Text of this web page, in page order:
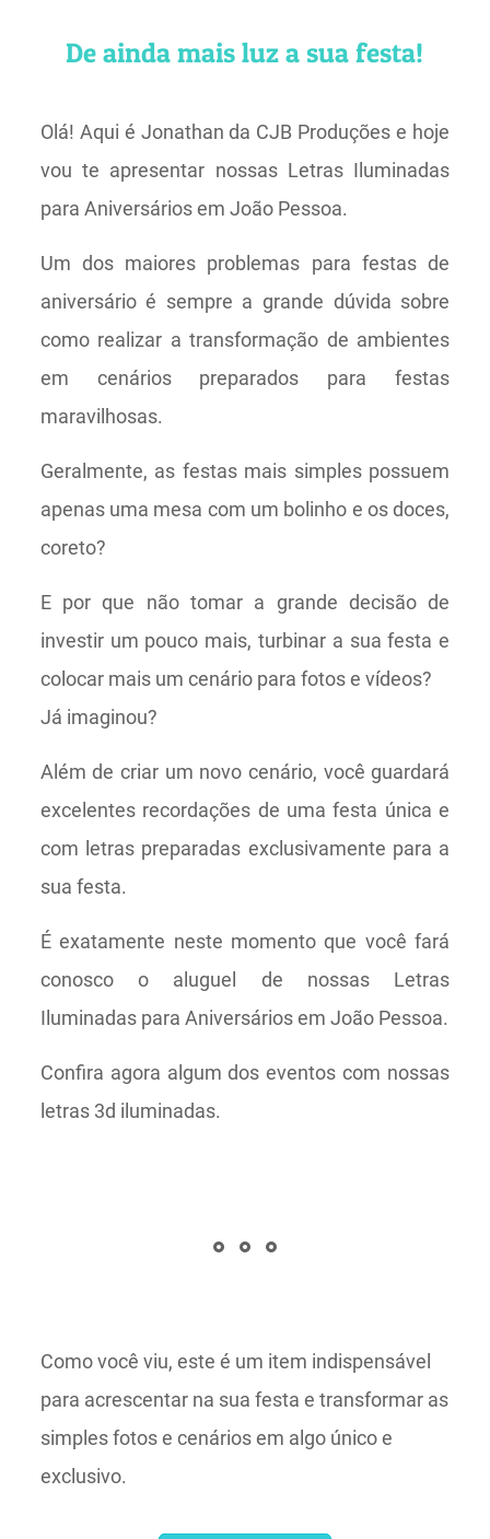
De ainda mais luz a sua festa!
Olá! Aqui é Jonathan da CJB Produções e hoje
vou te apresentar nossas Letras Iluminadas
para Aniversários em João Pessoa.
Um dos maiores problemas para festas de
aniversário é sempre a grande dúvida sobre
como realizar a transformação de ambientes
em cenários preparados para festas
maravilhosas.
Geralmente, as festas mais simples possuem
apenas uma mesa com um bolinho e os doces,
coreto?
E por que não tomar a grande decisão de
investir um pouco mais, turbinar a sua festa e
colocar mais um cenário para fotos e vídeos?
Já imaginou?
Além de criar um novo cenário, você guardará
excelentes recordações de uma festa única e
com letras preparadas exclusivamente para a
sua festa.
É exatamente neste momento que você fará
conosco o aluguel de nossas Letras
Iluminadas para Aniversários em João Pessoa.
Confira agora algum dos eventos com nossas
letras 3d iluminadas.
Como você viu, este é um item indispensável
para acrescentar na sua festa e transformar as
simples fotos e cenários em algo único e
exclusivo.